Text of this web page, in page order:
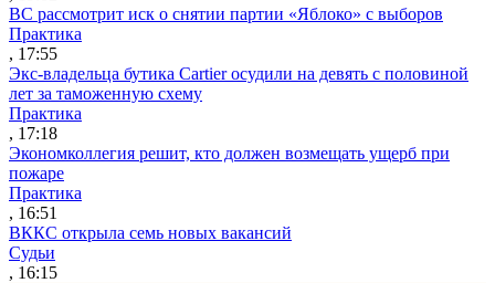
ВС рассмотрит иск о снятии партии «Яблоко» с выборов
Практика
, 17:55
Экс-владельца бутика Cartier осудили на девять с половиной
лет за таможенную схему
Практика
, 17:18
Экономколлегия решит, кто должен возмещать ущерб при
пожаре
Практика
, 16:51
ВККС открыла семь новых вакансий
Судьи
, 16:15